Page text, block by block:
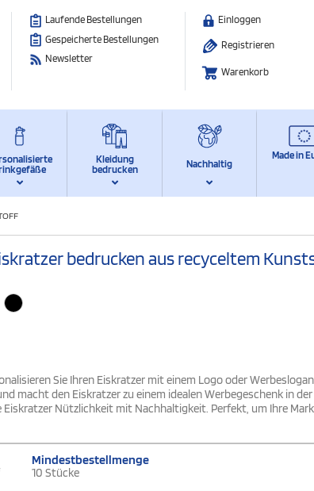
Laufende Bestellungen
Gespeicherte Bestellungen
Newsletter
Einloggen
Registrieren
Warenkorb
Kleidung
bedrucken
Nachhaltig
Made in
bedrucken aus recyceltem
Sie Ihren Eiskratzer mit einem Logo oder
macht den Eiskratzer zu einem idealen Werbegeschenk in
Nützlichkeit mit Nachhaltigkeit. Perfekt, um Ihre
Mindestbestellmenge
10 Stücke